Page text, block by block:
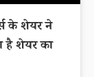
के शेयर ने
है शेयर का